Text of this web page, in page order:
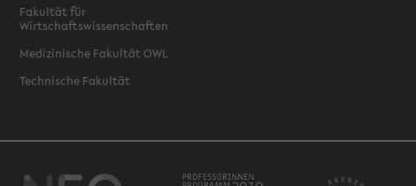
Fakultät für
Wirtschaftswissenschaften
Medizinische Fakultät OWL
Technische Fakultät